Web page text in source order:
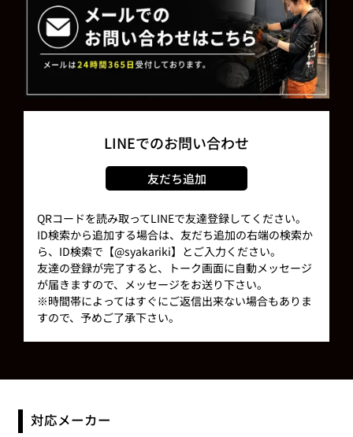
LINEでのお問い合わせ
友だち追加
QRコードを読み取ってLINEで友達登録してください。
ID検索から追加する場合は、友だち追加の右端の検索か
ら、ID検索で【@syakariki】とご入力ください。
友達の登録が完了すると、トーク画面に自動メッセージ
が届きますので、メッセージをお送り下さい。
※時間帯によってはすぐにご返信出来ない場合もありま
すので、予めご了承下さい。
対応メーカー